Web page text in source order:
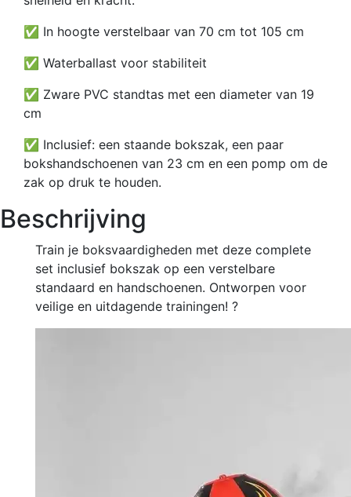
✅ In hoogte verstelbaar van 70 cm tot 105 cm
✅ Waterballast voor stabiliteit
✅ Zware PVC standtas met een diameter van 19
cm
✅ Inclusief: een staande bokszak, een paar
bokshandschoenen van 23 cm en een pomp om de
zak op druk te houden.
Beschrijving
Train je boksvaardigheden met deze complete
set inclusief bokszak op een verstelbare
standaard en handschoenen. Ontworpen voor
veilige en uitdagende trainingen! ?